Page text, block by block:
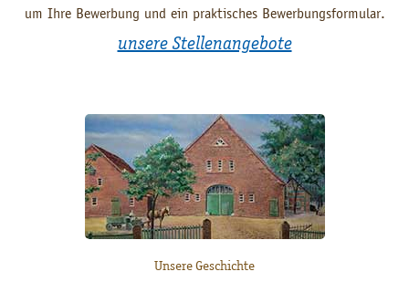
um Ihre Bewerbung und ein praktisches Bewerbungsformular.
unsere Stellenangebote
Unsere Geschichte